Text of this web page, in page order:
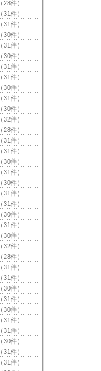
（28件）
（31件）
（31件）
（30件）
（31件）
（30件）
（31件）
（31件）
（30件）
（31件）
（30件）
（32件）
（28件）
（31件）
（31件）
（30件）
（31件）
（30件）
（31件）
（31件）
（30件）
（31件）
（30件）
（32件）
（28件）
（31件）
（31件）
（30件）
（31件）
（30件）
（31件）
（31件）
（30件）
（31件）
（31件）